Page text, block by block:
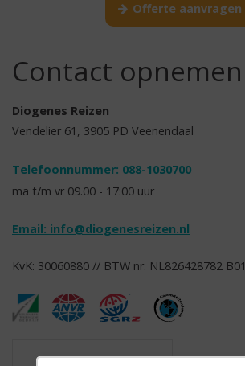
Offerte aanvragen
Contact opnemen
Diogenes Reizen
Vendelier 61, 3905 PD Veenendaal
Telefoonnummer: 088-1030700
ma t/m vr 09.00 - 17:00 uur
Email: info@diogenesreizen.nl
KvK: 30060880 // BTW nr. NL826428782 B01